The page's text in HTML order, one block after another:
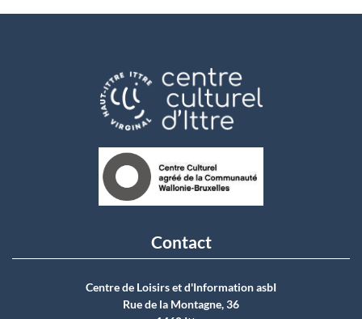
Contact
Centre de Loisirs et d'Information asbI
Rue de la Montagne, 36